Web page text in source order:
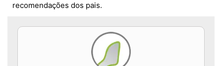
recomendações dos pais.